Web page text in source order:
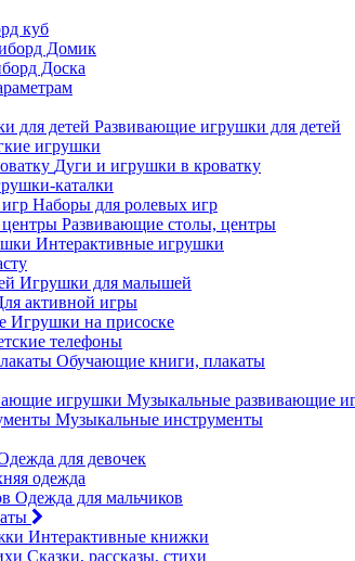
куб
Домик
Доска
Развивающие игрушки для детей
игрушки
Дуги и игрушки в кроватку
каталки
Наборы для ролевых игр
Развивающие столы, центры
Интерактивные игрушки
Игрушки для малышей
активной игры
Игрушки на присоске
телефоны
Обучающие книги, плакаты
Музыкальные развивающие
Музыкальные инструменты
для девочек
одежда
Одежда для мальчиков
Интерактивные книжки
Сказки, рассказы, стихи